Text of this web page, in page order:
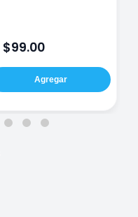
$99.00
Agregar